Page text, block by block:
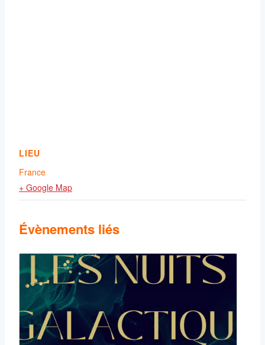
LIEU
France
+ Google Map
Évènements liés